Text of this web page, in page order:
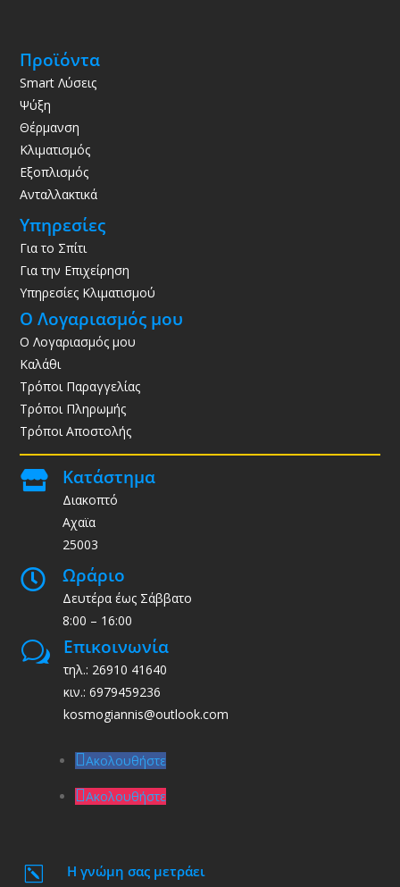
Προϊόντα
Smart Λύσεις
Ψύξη
Θέρμανση
Κλιματισμός
Εξοπλισμός
Ανταλλακτικά
Υπηρεσίες
Για το Σπίτι
Για την Επιχείρηση
Υπηρεσίες Κλιματισμού
Ο Λογαριασμός μου
Ο Λογαριασμός μου
Καλάθι
Τρόποι Παραγγελίας
Τρόποι Πληρωμής
Τρόποι Αποστολής
 Κατάστημα
Διακοπτό
Αχαϊα
25003
 Ωράριο
Δευτέρα έως Σάββατο
8:00 – 16:00
w Επικοινωνία
τηλ.: 26910 41640
κιν.: 6979459236
kosmogiannis@outlook.com
Ακολουθήστε
Ακολουθήστε
k Η γνώμη σας μετράει